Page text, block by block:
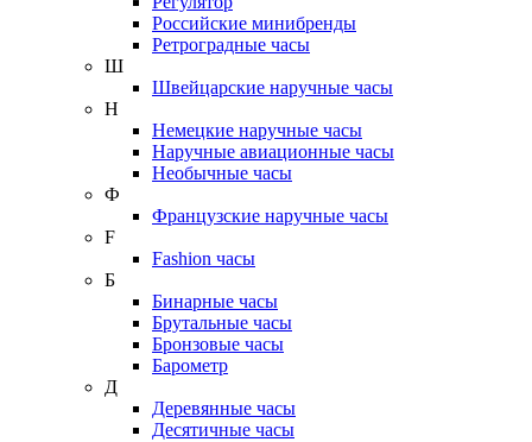
Российские минибренды
Ретроградные часы
Ш
Швейцарские наручные часы
Н
Немецкие наручные часы
Наручные авиационные часы
Необычные часы
Ф
Французские наручные часы
F
Fashion часы
Б
Бинарные часы
Брутальные часы
Бронзовые часы
Барометр
Д
Деревянные часы
Десятичные часы